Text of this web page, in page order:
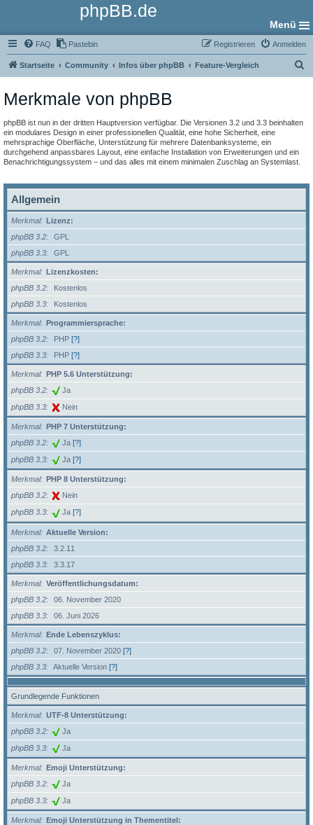
phpBB.de
Menü
FAQ Pastebin Anmelden
Registrieren
Startseite Community Infos über phpBB Feature-Vergleich
Merkmale von phpBB
phpBB ist nun in der dritten Hauptversion verfügbar. Die Versionen 3.2 und 3.3 beinhalten
ein modulares Design in einer professionellen Qualität, eine hohe Sicherheit, eine
mehrsprachige Oberfläche, Unterstützung für mehrere Datenbanksysteme, ein
durchgehend anpassbares Layout, eine einfache Installation von Erweiterungen und ein
Benachrichtigungssystem – und das alles mit einem minimalen Zuschlag an Systemlast.
Allgemein
Merkmal
Lizenz:
phpBB 3.2
GPL
phpBB 3.3
GPL
Merkmal
Lizenzkosten:
phpBB 3.2
Kostenlos
phpBB 3.3
Kostenlos
Merkmal
Programmiersprache:
phpBB 3.2
PHP [?]
phpBB 3.3
PHP [?]
Merkmal
PHP 5.6 Unterstützung:
phpBB 3.2
Ja
phpBB 3.3 Nein
Merkmal
PHP 7 Unterstützung:
phpBB 3.2
Ja [?]
phpBB 3.3 Ja [?]
Merkmal
PHP 8 Unterstützung:
phpBB 3.2
Nein
phpBB 3.3 Ja [?]
Merkmal
Aktuelle Version:
phpBB 3.2
3.2.11
phpBB 3.3
3.3.17
Merkmal
Veröffentlichungsdatum:
phpBB 3.2
06. November 2020
phpBB 3.3
06. Juni 2026
Merkmal
Ende Lebenszyklus:
phpBB 3.2
07. November 2020 [?]
phpBB 3.3
Aktuelle Version [?]
Grundlegende Funktionen
Merkmal
UTF-8 Unterstützung:
phpBB 3.2
Ja
phpBB 3.3 Ja
Merkmal
Emoji Unterstützung:
phpBB 3.2
Ja
phpBB 3.3 Ja
Merkmal
Emoji Unterstützung in Thementitel: